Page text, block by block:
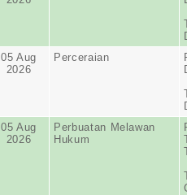
05 Aug
2026
Perceraian
05 Aug
2026
Perbuatan Melawan
Hukum